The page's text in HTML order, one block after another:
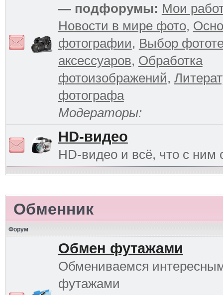
— подфорумы: Мои
Новости в мире фото,
фотографии, Выбор
аксессуаров, Обработка
фотоизображений,
фотографа
Модераторы:
HD-видео
HD-видео и всё, что с ним
Обменник
Форум
Обмен футажами
Обмениваемся
футажами